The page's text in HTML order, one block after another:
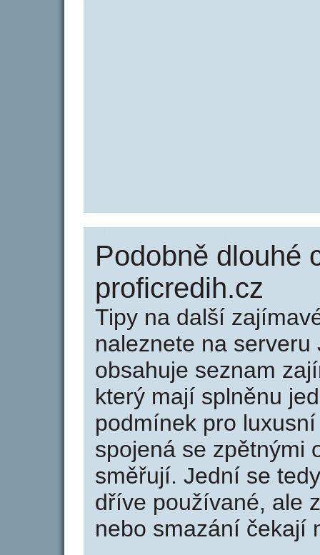
Podobně dlouhé
proficredih.cz
Tipy na další
naleznete na serveru
obsahuje seznam
který mají splněnu
podmínek pro
spojená se zpětnými
směřují. Jední se
dříve používané, ale
nebo smazání čekají